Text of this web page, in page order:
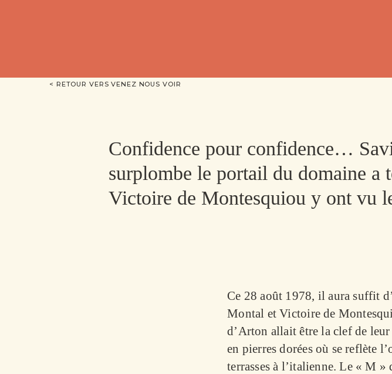
< RETOUR VERS VENEZ NOUS VOIR
Confidence pour confidence…
surplombe le portail du domaine
Victoire de Montesquiou y ont vu
Ce 28 août 1978, il aura suffit
Montal et Victoire de
d’Arton allait être la clef de
en pierres dorées où se reflète
terrasses à l’italienne. Le « M